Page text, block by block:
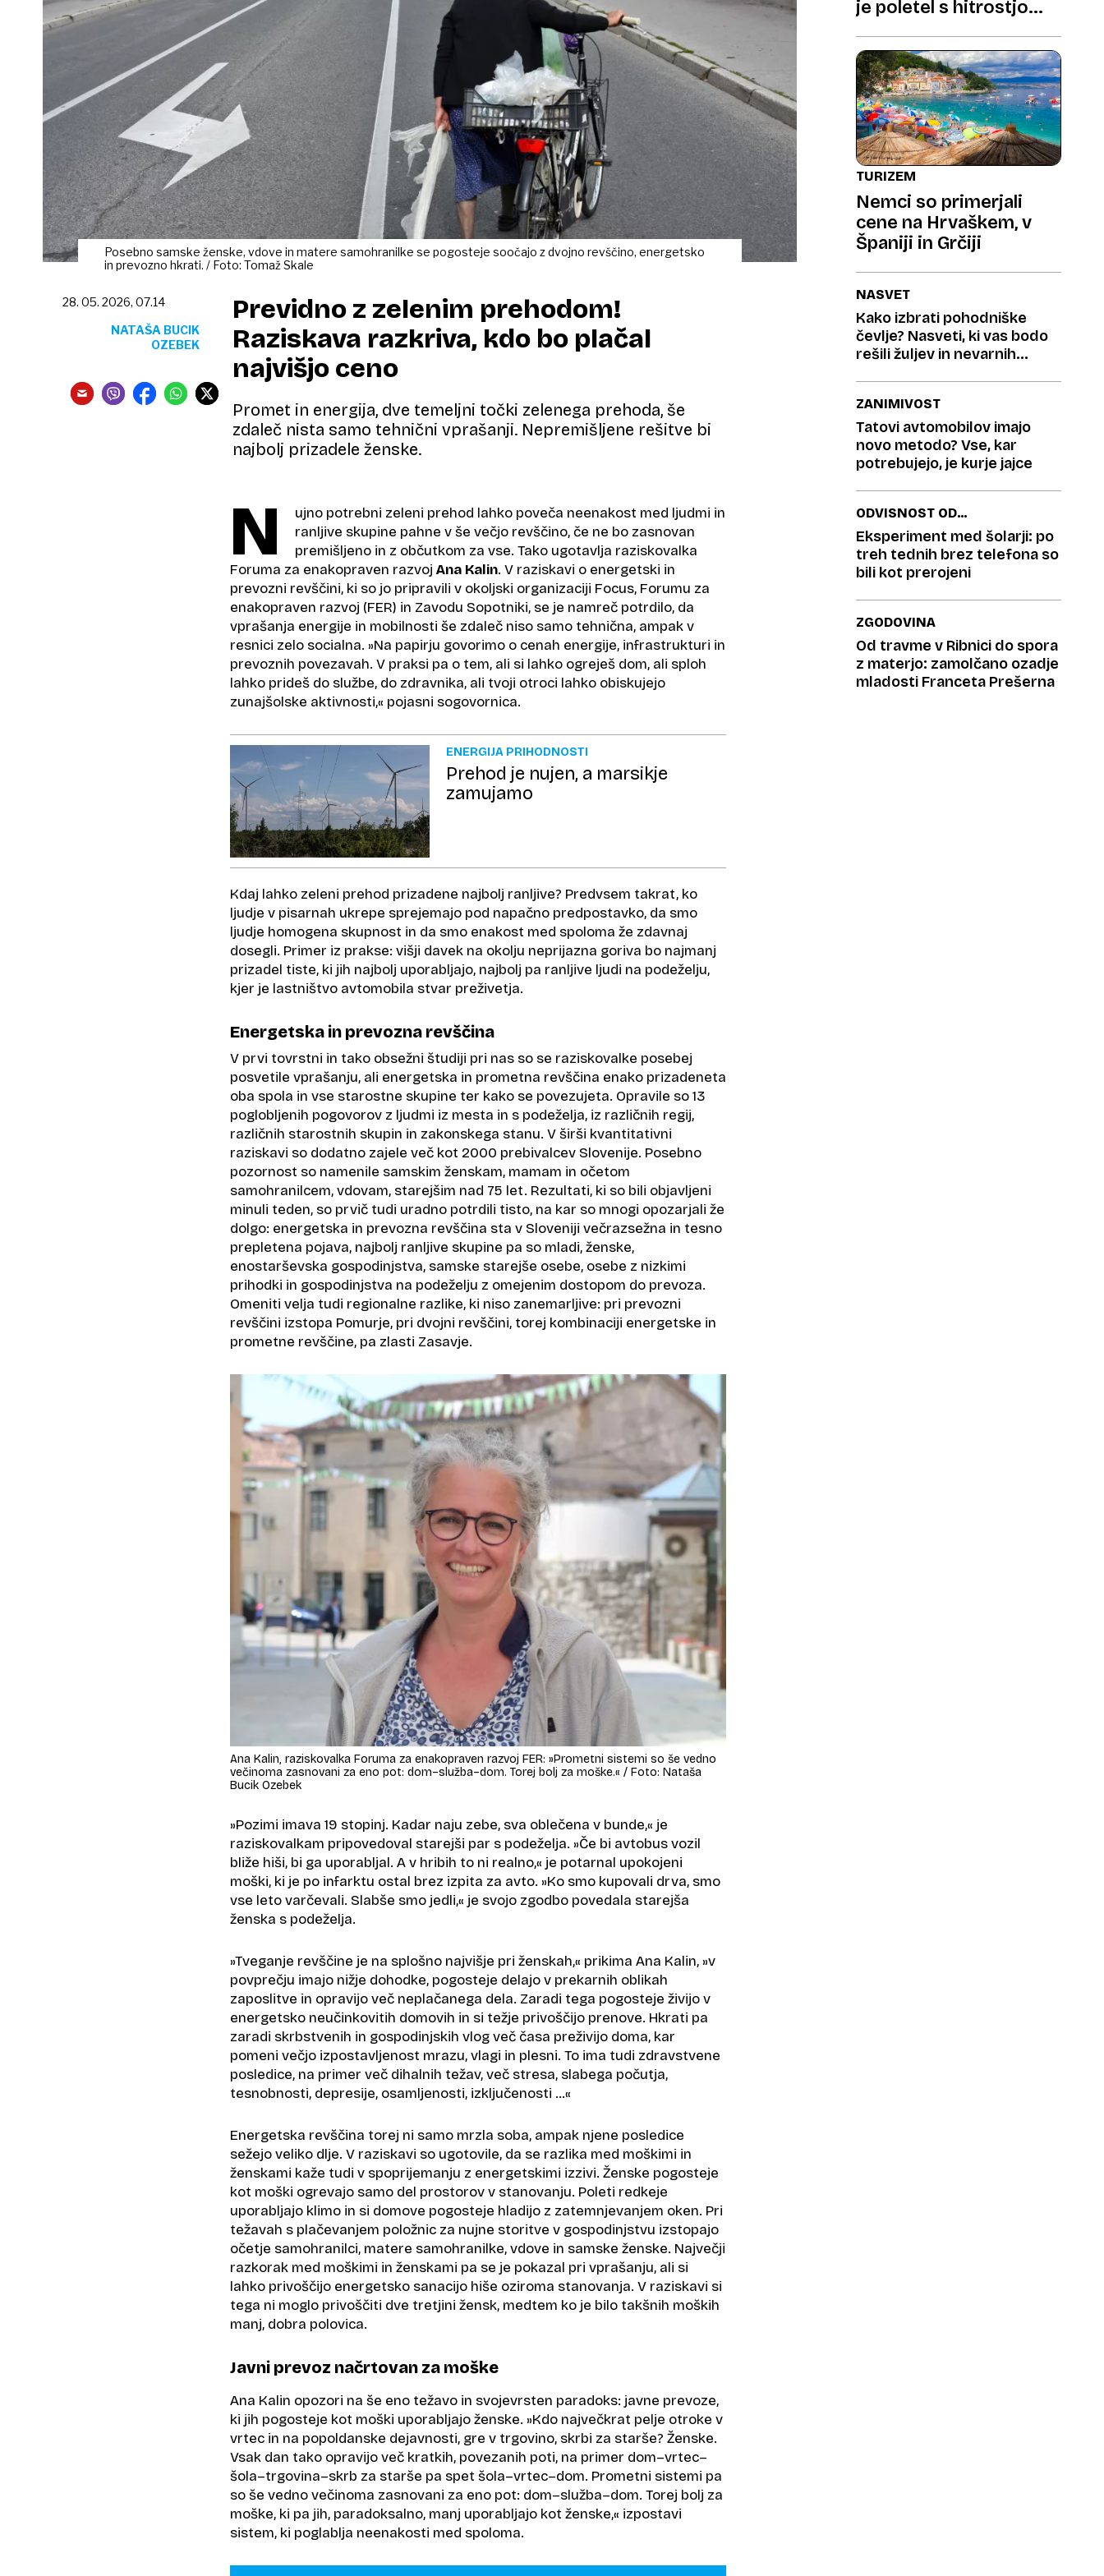
Posebno samske ženske, vdove in matere samohranilke se pogosteje soočajo z dvojno revščino, energetsko
in prevozno hkrati. / Foto: Tomaž Skale
Previdno z zelenim prehodom!
Raziskava razkriva, kdo bo plačal
najvišjo ceno
Promet in energija, dve temeljni točki zelenega prehoda, še
zdaleč nista samo tehnični vprašanji. Nepremišljene rešitve bi
najbolj prizadele ženske.
28. 05. 2026, 07.14
NATAŠA BUCIK
OZEBEK
N
ujno potrebni zeleni prehod lahko poveča neenakost med ljudmi in
ranljive skupine pahne v še večjo revščino, če ne bo zasnovan
premišljeno in z občutkom za vse. Tako ugotavlja raziskovalka
Foruma za enakopraven razvoj Ana Kalin. V raziskavi o energetski in
prevozni revščini, ki so jo pripravili v okoljski organizaciji Focus, Forumu za
enakopraven razvoj (FER) in Zavodu Sopotniki, se je namreč potrdilo, da
vprašanja energije in mobilnosti še zdaleč niso samo tehnična, ampak v
resnici zelo socialna. »Na papirju govorimo o cenah energije, infrastrukturi in
prevoznih povezavah. V praksi pa o tem, ali si lahko ogreješ dom, ali sploh
lahko prideš do službe, do zdravnika, ali tvoji otroci lahko obiskujejo
zunajšolske aktivnosti,« pojasni sogovornica.
ENERGIJA PRIHODNOSTI
Prehod je nujen, a marsikje
zamujamo
Kdaj lahko zeleni prehod prizadene najbolj ranljive? Predvsem takrat, ko
ljudje v pisarnah ukrepe sprejemajo pod napačno predpostavko, da smo
ljudje homogena skupnost in da smo enakost med spoloma že zdavnaj
dosegli. Primer iz prakse: višji davek na okolju neprijazna goriva bo najmanj
prizadel tiste, ki jih najbolj uporabljajo, najbolj pa ranljive ljudi na podeželju,
kjer je lastništvo avtomobila stvar preživetja.
Energetska in prevozna revščina
V prvi tovrstni in tako obsežni študiji pri nas so se raziskovalke posebej
posvetile vprašanju, ali energetska in prometna revščina enako prizadeneta
oba spola in vse starostne skupine ter kako se povezujeta. Opravile so 13
poglobljenih pogovorov z ljudmi iz mesta in s podeželja, iz različnih regij,
različnih starostnih skupin in zakonskega stanu. V širši kvantitativni
raziskavi so dodatno zajele več kot 2000 prebivalcev Slovenije. Posebno
pozornost so namenile samskim ženskam, mamam in očetom
samohranilcem, vdovam, starejšim nad 75 let. Rezultati, ki so bili objavljeni
minuli teden, so prvič tudi uradno potrdili tisto, na kar so mnogi opozarjali že
dolgo: energetska in prevozna revščina sta v Sloveniji večrazsežna in tesno
prepletena pojava, najbolj ranljive skupine pa so mladi, ženske,
enostarševska gospodinjstva, samske starejše osebe, osebe z nizkimi
prihodki in gospodinjstva na podeželju z omejenim dostopom do prevoza.
Omeniti velja tudi regionalne razlike, ki niso zanemarljive: pri prevozni
revščini izstopa Pomurje, pri dvojni revščini, torej kombinaciji energetske in
prometne revščine, pa zlasti Zasavje.
Ana Kalin, raziskovalka Foruma za enakopraven razvoj FER: »Prometni sistemi so še vedno
večinoma zasnovani za eno pot: dom–služba–dom. Torej bolj za moške.« / Foto: Nataša
Bucik Ozebek
»Pozimi imava 19 stopinj. Kadar naju zebe, sva oblečena v bunde,« je
raziskovalkam pripovedoval starejši par s podeželja. »Če bi avtobus vozil
bliže hiši, bi ga uporabljal. A v hribih to ni realno,« je potarnal upokojeni
moški, ki je po infarktu ostal brez izpita za avto. »Ko smo kupovali drva, smo
vse leto varčevali. Slabše smo jedli,« je svojo zgodbo povedala starejša
ženska s podeželja.
»Tveganje revščine je na splošno najvišje pri ženskah,« prikima Ana Kalin, »v
povprečju imajo nižje dohodke, pogosteje delajo v prekarnih oblikah
zaposlitve in opravijo več neplačanega dela. Zaradi tega pogosteje živijo v
energetsko neučinkovitih domovih in si težje privoščijo prenove. Hkrati pa
zaradi skrbstvenih in gospodinjskih vlog več časa preživijo doma, kar
pomeni večjo izpostavljenost mrazu, vlagi in plesni. To ima tudi zdravstvene
posledice, na primer več dihalnih težav, več stresa, slabega počutja,
tesnobnosti, depresije, osamljenosti, izključenosti …«
Energetska revščina torej ni samo mrzla soba, ampak njene posledice
sežejo veliko dlje. V raziskavi so ugotovile, da se razlika med moškimi in
ženskami kaže tudi v spoprijemanju z energetskimi izzivi. Ženske pogosteje
kot moški ogrevajo samo del prostorov v stanovanju. Poleti redkeje
uporabljajo klimo in si domove pogosteje hladijo z zatemnjevanjem oken. Pri
težavah s plačevanjem položnic za nujne storitve v gospodinjstvu izstopajo
očetje samohranilci, matere samohranilke, vdove in samske ženske. Največji
razkorak med moškimi in ženskami pa se je pokazal pri vprašanju, ali si
lahko privoščijo energetsko sanacijo hiše oziroma stanovanja. V raziskavi si
tega ni moglo privoščiti dve tretjini žensk, medtem ko je bilo takšnih moških
manj, dobra polovica.
Javni prevoz načrtovan za moške
Ana Kalin opozori na še eno težavo in svojevrsten paradoks: javne prevoze,
ki jih pogosteje kot moški uporabljajo ženske. »Kdo največkrat pelje otroke v
vrtec in na popoldanske dejavnosti, gre v trgovino, skrbi za starše? Ženske.
Vsak dan tako opravijo več kratkih, povezanih poti, na primer dom–vrtec–
šola–trgovina–skrb za starše pa spet šola–vrtec–dom. Prometni sistemi pa
so še vedno večinoma zasnovani za eno pot: dom–služba–dom. Torej bolj za
moške, ki pa jih, paradoksalno, manj uporabljajo kot ženske,« izpostavi
sistem, ki poglablja neenakosti med spoloma.
je poletel s hitrostjo
TURIZEM
Nemci so primerjali
cene na Hrvaškem, v
Španiji in Grčiji
NASVET
Kako izbrati pohodniške
čevlje? Nasveti, ki vas bodo
rešili žuljev in nevarnih
ZANIMIVOST
Tatovi avtomobilov imajo
novo metodo? Vse, kar
potrebujejo, je kurje jajce
ODVISNOST OD
MOBILNIKOV
Eksperiment med šolarji: po
treh tednih brez telefona so
bili kot prerojeni
ZGODOVINA
Od travme v Ribnici do spora
z materjo: zamolčano ozadje
mladosti Franceta Prešerna